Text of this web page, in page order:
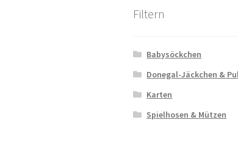
Filtern
Babysöckchen
Donegal-Jäckchen &
Karten
Spielhosen & Mützen